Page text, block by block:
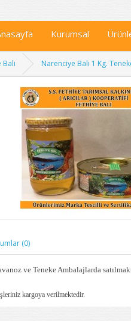
Kurumsal
Narenciye Balı 1 Kg.
(0)
ve Teneke Ambalajlarda
kargoya verilmektedir.